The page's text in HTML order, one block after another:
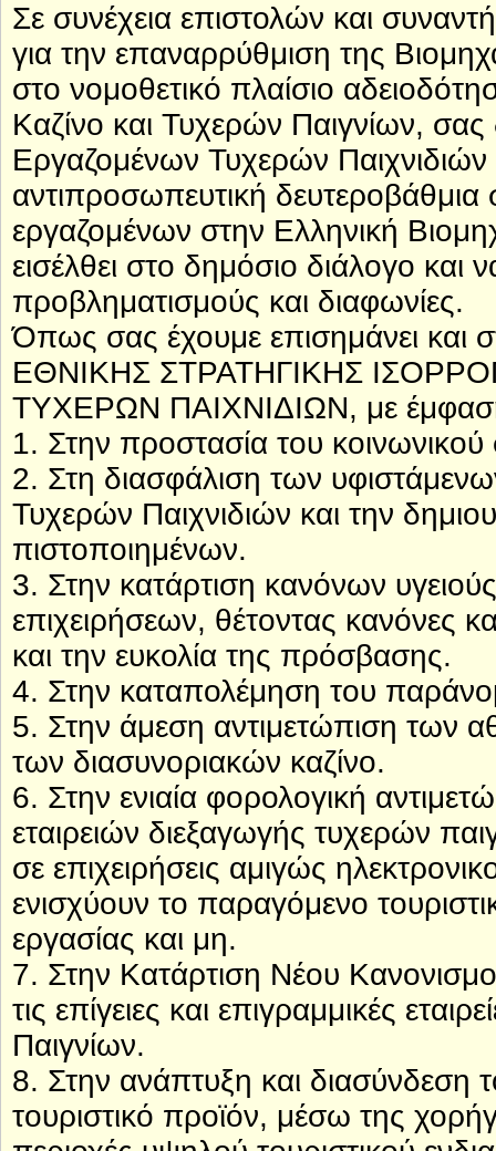
Σε συνέχεια επιστολών και
για την επαναρρύθμιση της
στο νομοθετικό πλαίσιο
Καζίνο και Τυχερών Παιγνίων,
Εργαζομένων Τυχερών
αντιπροσωπευτική
εργαζομένων στην Ελληνική
εισέλθει στο δημόσιο διάλογο και
προβληματισμούς και διαφωνίες.
Όπως σας έχουμε επισημάνει και
ΕΘΝΙΚΗΣ ΣΤΡΑΤΗΓΙΚΗΣ
ΤΥΧΕΡΩΝ ΠΑΙΧΝΙΔΙΩΝ, με
1. Στην προστασία του
2. Στη διασφάλιση των
Τυχερών Παιχνιδιών και την
πιστοποιημένων.
3. Στην κατάρτιση κανόνων
επιχειρήσεων, θέτοντας κανόνες
και την ευκολία της πρόσβασης.
4. Στην καταπολέμηση του
5. Στην άμεση αντιμετώπιση των
των διασυνοριακών καζίνο.
6. Στην ενιαία φορολογική
εταιρειών διεξαγωγής τυχερών
σε επιχειρήσεις αμιγώς
ενισχύουν το παραγόμενο
εργασίας και μη.
7. Στην Κατάρτιση Νέου
τις επίγειες και επιγραμμικές
Παιγνίων.
8. Στην ανάπτυξη και διασύνδεση
τουριστικό προϊόν, μέσω της